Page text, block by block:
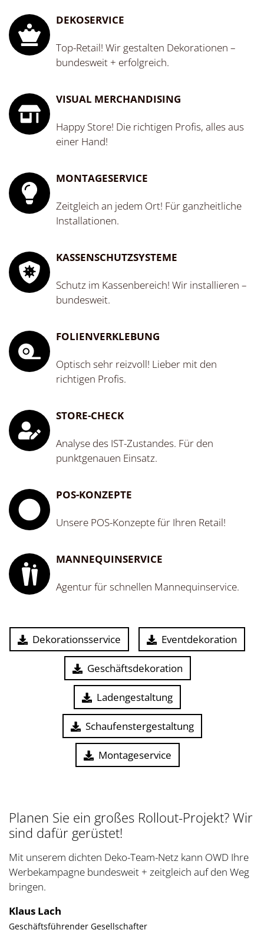
DEKOSERVICE
Top-Retail! Wir gestalten Dekorationen –
bundesweit + erfolgreich.
VISUAL MERCHANDISING
Happy Store! Die richtigen Profis, alles aus
einer Hand!
MONTAGESERVICE
Zeitgleich an jedem Ort! Für ganzheitliche
Installationen.
KASSENSCHUTZSYSTEME
Schutz im Kassenbereich! Wir installieren –
bundesweit.
FOLIENVERKLEBUNG
Optisch sehr reizvoll! Lieber mit den
richtigen Profis.
STORE-CHECK
Analyse des IST-Zustandes. Für den
punktgenauen Einsatz.
POS-KONZEPTE
Unsere POS-Konzepte für Ihren Retail!
MANNEQUINSERVICE
Agentur für schnellen Mannequinservice.
Dekorationsservice Eventdekoration
Geschäftsdekoration
Ladengestaltung
Schaufenstergestaltung
Montageservice
Planen Sie ein großes Rollout-Projekt? Wir
sind dafür gerüstet!
Mit unserem dichten Deko-Team-Netz kann OWD Ihre
Werbekampagne bundesweit + zeitgleich auf den Weg
bringen.
Klaus Lach
Geschäftsführender Gesellschafter